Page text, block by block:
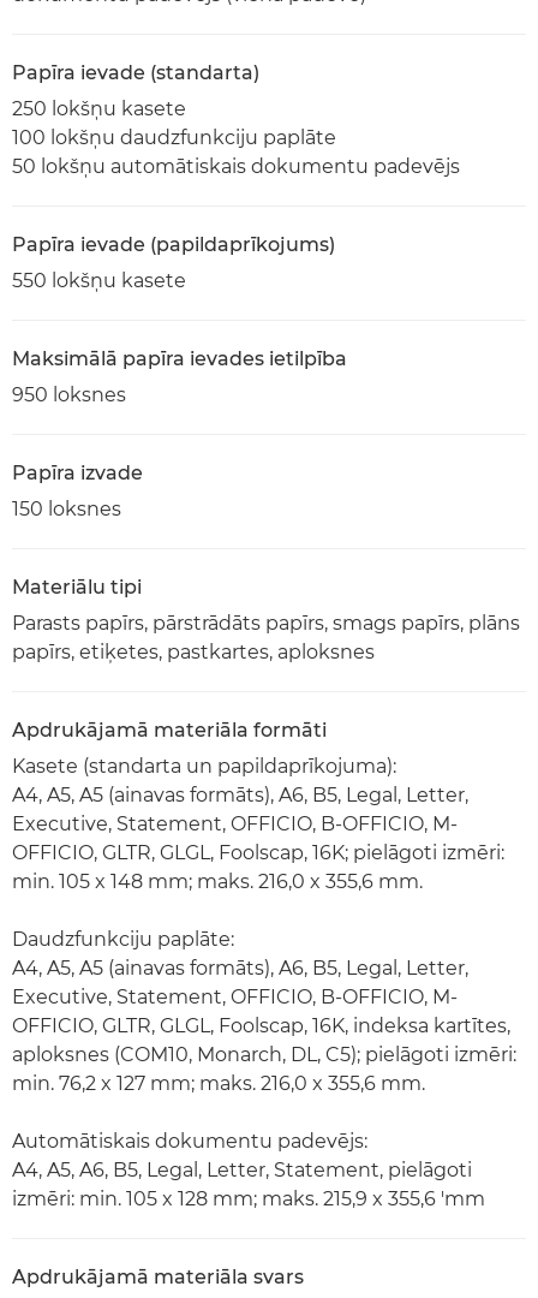
Papīra ievade (standarta)
250 lokšņu kasete
100 lokšņu daudzfunkciju paplāte
50 lokšņu automātiskais dokumentu padevējs
Papīra ievade (papildaprīkojums)
550 lokšņu kasete
Maksimālā papīra ievades ietilpība
950 loksnes
Papīra izvade
150 loksnes
Materiālu tipi
Parasts papīrs, pārstrādāts papīrs, smags papīrs, plāns
papīrs, etiķetes, pastkartes, aploksnes
Apdrukājamā materiāla formāti
Kasete (standarta un papildaprīkojuma):
A4, A5, A5 (ainavas formāts), A6, B5, Legal, Letter,
Executive, Statement, OFFICIO, B-OFFICIO, M-
OFFICIO, GLTR, GLGL, Foolscap, 16K; pielāgoti izmēri:
min. 105 x 148 mm; maks. 216,0 x 355,6 mm.
Daudzfunkciju paplāte:
A4, A5, A5 (ainavas formāts), A6, B5, Legal, Letter,
Executive, Statement, OFFICIO, B-OFFICIO, M-
OFFICIO, GLTR, GLGL, Foolscap, 16K, indeksa kartītes,
aploksnes (COM10, Monarch, DL, C5); pielāgoti izmēri:
min. 76,2 x 127 mm; maks. 216,0 x 355,6 mm.
Automātiskais dokumentu padevējs:
A4, A5, A6, B5, Legal, Letter, Statement, pielāgoti
izmēri: min. 105 x 128 mm; maks. 215,9 x 355,6 'mm
Apdrukājamā materiāla svars